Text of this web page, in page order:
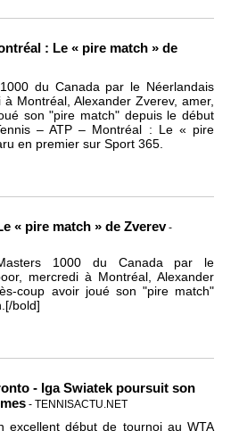
: Le « pire match » de
du Canada par le Néerlandais
Montréal, Alexander Zverev, amer,
son "pire match" depuis le début
– ATP – Montréal : Le « pire
en premier sur Sport 365.
« pire match » de Zverev -
1000 du Canada par le
mercredi à Montréal, Alexander
coup avoir joué son "pire match"
bold]
- Iga Swiatek poursuit son
- TENNISACTU.NET
excellent début de tournoi au WTA